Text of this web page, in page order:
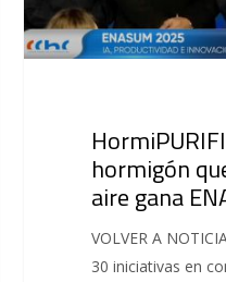
hormigón
aire gana
VOLVER A
30 iniciativas en